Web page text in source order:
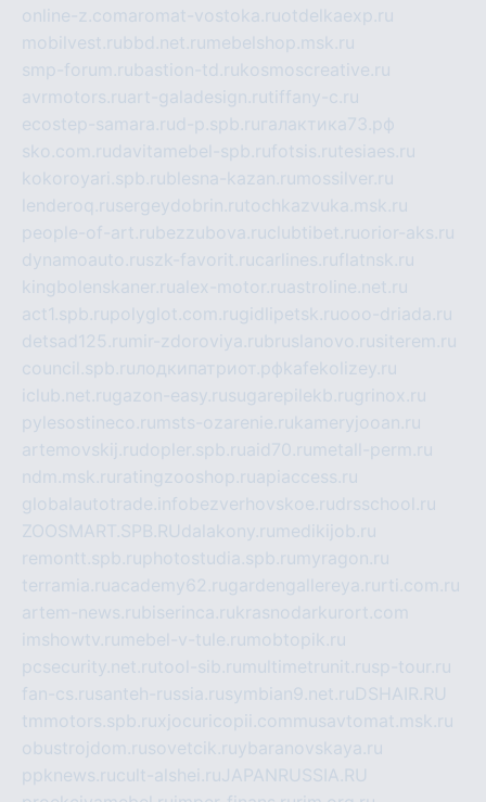
online-z.comaromat-vostoka.ruotdelkaexp.ru
mobilvest.rubbd.net.ru mebelshop.msk.ru
smp-forum.rubastion-td.rukosmoscreative.ru
avrmotors.ruart-galadesign.rutiffany-c.ru
ecostep-samara.rud-p.spb.ru галактика73.рф
sko.com.rudavitamebel-spb.rufotsis.rutesiaes.ru
kokoroyari.spb.rublesna-kazan.ru mossilver.ru
lenderoq.rusergeydobrin.rutochkazvuka.msk.ru
people-of-art.rubezzubova.ruclubtibet.ruorior-aks.ru
dynamoauto.ruszk-favorit.rucarlines.ruflatnsk.ru
kingbolenskaner.rualex-motor.ruastroline.net.ru
act1.spb.rupolyglot.com.rugidlipetsk.ruooo-driada.ru
detsad125.ru mir-zdoroviya.rubruslanovo.rusiterem.ru
council.spb.ruлодкипатриот.рфkafekolizey.ru
iclub.net.rugazon-easy.rusugarepilekb.rugrinox.ru
pylesostineco.ru msts-ozarenie.rukameryjooan.ru
artemovskij.rudopler.spb.ruaid70.ru metall-perm.ru
ndm.msk.ru ratingzooshop.ruapiaccess.ru
globalautotrade.info bezverhovskoe.rudrsschool.ru
ZOOSMART.SPB.RUdalakony.ru medikijob.ru
remontt.spb.ruphotostudia.spb.ru myragon.ru
terramia.ruacademy62.rugardengallereya.ru rti.com.ru
artem-news.rubiserinca.rukrasnodarkurort.com
imshowtv.ru mebel-v-tule.ru mobtopik.ru
pcsecurity.net.rutool-sib.ru multimetrunit.rusp-tour.ru
fan-cs.rusanteh-russia.rusymbian9.net.ruDSHAIR.RU
tmmotors.spb.ruxjocuricopii.com musavtomat.msk.ru
obustrojdom.rusovetcik.ruybaranovskaya.ru
ppknews.rucult-alshei.ruJAPANRUSSIA.RU